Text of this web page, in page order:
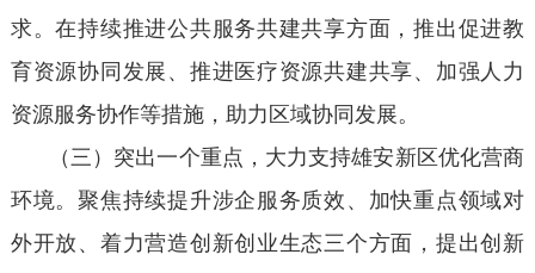
求。在持续推进公共服务共建共享方面，推出促进教
育资源协同发展、推进医疗资源共建共享、加强人力
资源服务协作等措施，助力区域协同发展。
（三）突出一个重点，大力支持雄安新区优化营商
环境。聚焦持续提升涉企服务质效、加快重点领域对
外开放、着力营造创新创业生态三个方面，提出创新